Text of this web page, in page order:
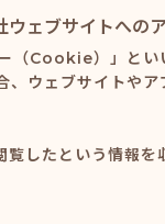
ェブサイトへの
（Cookie）」とい
ウェブサイトやア
したという情報を